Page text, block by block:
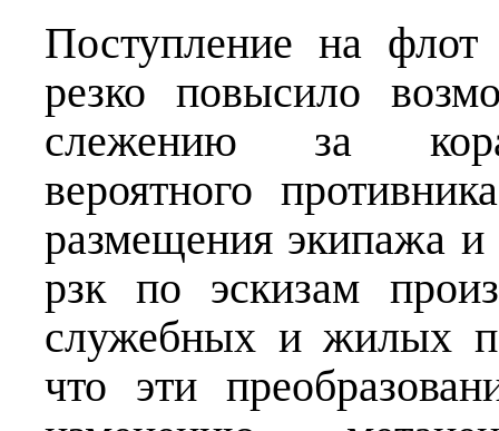
Поступление на
резко повысило
слежению за
вероятного
размещения экипажа и
рзк по эскизам
служебных и жилых
что эти